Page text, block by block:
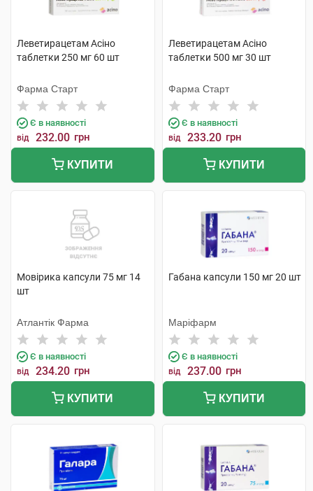
Леветирацетам Асіно
таблетки 250 мг 60 шт
Фарма Старт
Є в наявності
від 232.00 грн
КУПИТИ
Леветирацетам Асіно
таблетки 500 мг 30 шт
Фарма Старт
Є в наявності
від 233.20 грн
КУПИТИ
Мовірика капсули 75 мг 14
шт
Атлантік Фарма
Є в наявності
від 234.20 грн
КУПИТИ
Габана капсули 150 мг 20 шт
Маріфарм
Є в наявності
від 237.00 грн
КУПИТИ